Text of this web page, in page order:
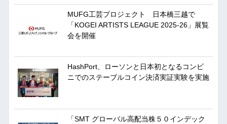
MUFG工芸プロジェクト 日本橋三越で
「KOGEI ARTISTS LEAGUE 2025-26」展覧
会を開催
HashPort、ローソンと日本初となるコンビ
ニでのステーブルコイン決済実証実験を実施
「SMT グローバル高配当株５０インデック